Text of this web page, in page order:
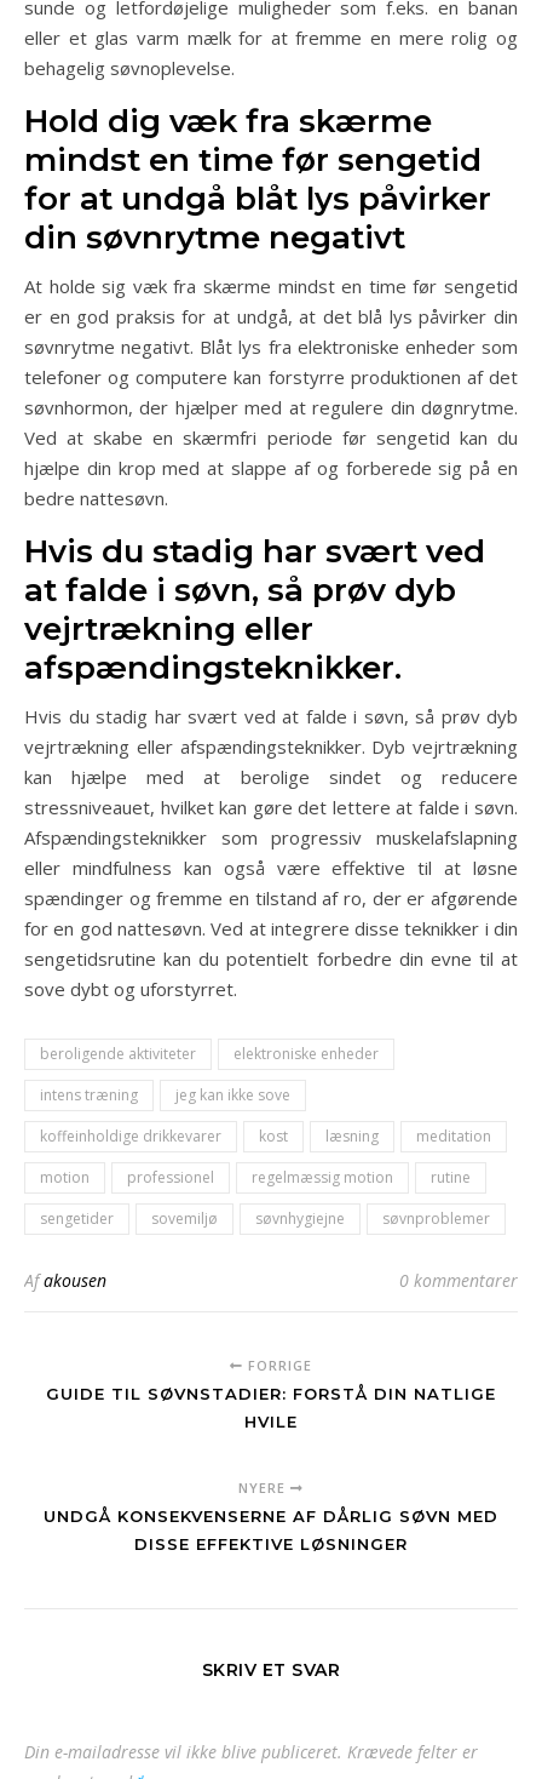
sunde og letfordøjelige muligheder som f.eks. en banan
eller et glas varm mælk for at fremme en mere rolig og
behagelig søvnoplevelse.
Hold dig væk fra skærme
mindst en time før sengetid
for at undgå blåt lys påvirker
din søvnrytme negativt
At holde sig væk fra skærme mindst en time før sengetid
er en god praksis for at undgå, at det blå lys påvirker din
søvnrytme negativt. Blåt lys fra elektroniske enheder som
telefoner og computere kan forstyrre produktionen af det
søvnhormon, der hjælper med at regulere din døgnrytme.
Ved at skabe en skærmfri periode før sengetid kan du
hjælpe din krop med at slappe af og forberede sig på en
bedre nattesøvn.
Hvis du stadig har svært ved
at falde i søvn, så prøv dyb
vejrtrækning eller
afspændingsteknikker.
Hvis du stadig har svært ved at falde i søvn, så prøv dyb
vejrtrækning eller afspændingsteknikker. Dyb vejrtrækning
kan hjælpe med at berolige sindet og reducere
stressniveauet, hvilket kan gøre det lettere at falde i søvn.
Afspændingsteknikker som progressiv muskelafslapning
eller mindfulness kan også være effektive til at løsne
spændinger og fremme en tilstand af ro, der er afgørende
for en god nattesøvn. Ved at integrere disse teknikker i din
sengetidsrutine kan du potentielt forbedre din evne til at
sove dybt og uforstyrret.
beroligende aktiviteter
elektroniske enheder
intens træning
jeg kan ikke sove
koffeinholdige drikkevarer
kost læsning
meditation
motion
professionel regelmæssig motion
rutine
sengetider
sovemiljø søvnhygiejne søvnproblemer
Afakousen 0 kommentarer
FORRIGE
GUIDE TIL SØVNSTADIER: FORSTÅ DIN NATLIGE
HVILE
NYERE
UNDGÅ KONSEKVENSERNE AF DÅRLIG SØVN MED
DISSE EFFEKTIVE LØSNINGER
SKRIV ET SVAR
Din e-mailadresse vil ikke blive publiceret. Krævede felter er